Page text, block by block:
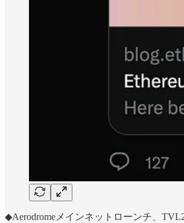
◆Aerodromeメインネットローンチ、